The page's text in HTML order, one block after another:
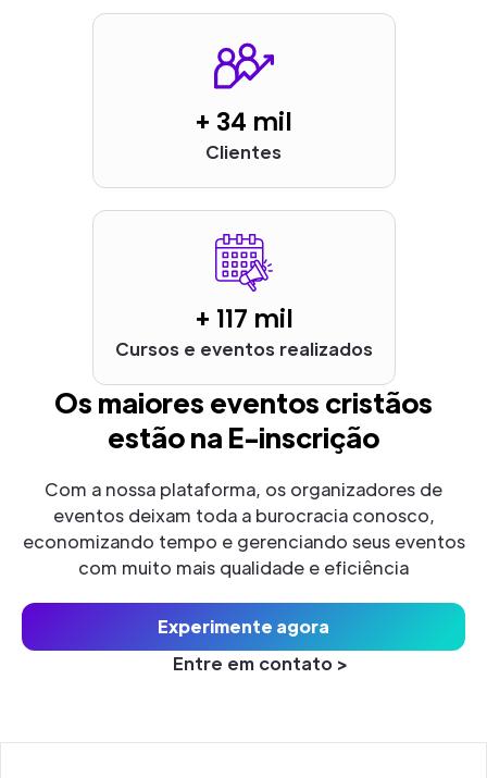
Os maiores eventos cristãos
estão na E-inscrição
Com a nossa plataforma, os organizadores de
eventos deixam toda a burocracia conosco,
economizando tempo e gerenciando seus eventos
com muito mais qualidade e eficiência
Experimente agora
Entre em contato >
+ 34 mil
Clientes
+ 117 mil
Cursos e eventos realizados